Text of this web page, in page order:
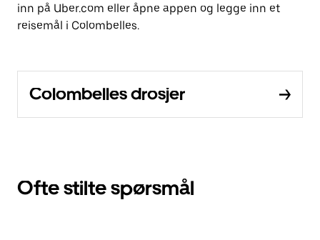
inn på Uber.com eller åpne appen og legge inn et
reisemål i Colombelles.
Colombelles drosjer
Ofte stilte spørsmål